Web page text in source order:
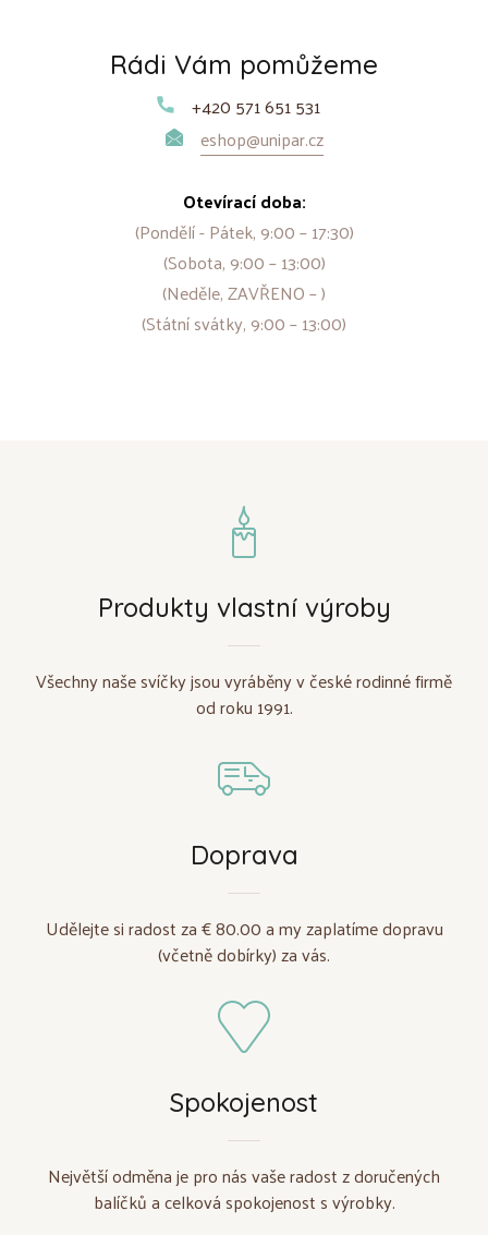
Rádi Vám pomůžeme
+420 571 651 531
eshop@unipar.cz
Otevírací doba:
(Pondělí - Pátek, 9:00 – 17:30)
(Sobota, 9:00 – 13:00)
(Neděle, ZAVŘENO – )
(Státní svátky, 9:00 – 13:00)
Produkty vlastní výroby
Všechny naše svíčky jsou vyráběny v české rodinné firmě
od roku 1991.
Doprava
Udělejte si radost za € 80.00 a my zaplatíme dopravu
(včetně dobírky) za vás.
Spokojenost
Největší odměna je pro nás vaše radost z doručených
balíčků a celková spokojenost s výrobky.